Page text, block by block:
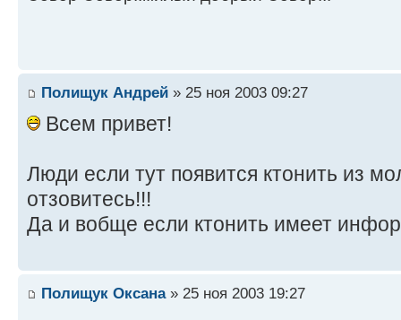
Полищук Андрей » 25 ноя 2003 09:27
Всем привет!
Люди если тут появится ктонить из
отзовитесь!!!
Да и вобще если ктонить имеет
Полищук Оксана» 25 ноя 2003 19:27